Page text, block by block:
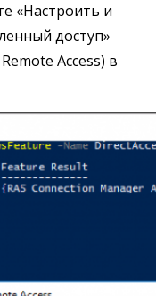
«Настроить и
доступ»
Access) в